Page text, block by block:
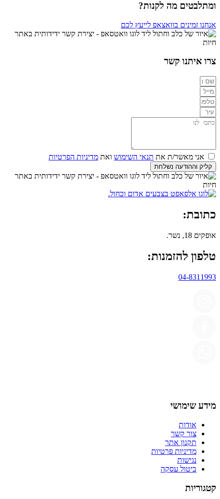
ומתלבטים מה לקנות?
אנחנו זמינים בוואצאפ לייעץ לכם
צרו איתנו קשר
אני מאשר/ת את תנאי השימוש ואת מדיניות הפרטיות
קליק וההודעה נשלחת
כתובת:
אופקים 18, נשר.
טלפון להזמנות:
04-8311993
מידע שימושי
אודות
צור קשר
תקנון אתר
מדיניות פרטיות
נגישות
ביטול עסקה
קטגוריות